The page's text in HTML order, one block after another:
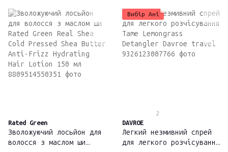
Rated Green
Зволожуючий лосьйон для
волосся з маслом ши
Вибір Ані
2
DAVROE
Легкий незмивний спрей
для легкого розчісування